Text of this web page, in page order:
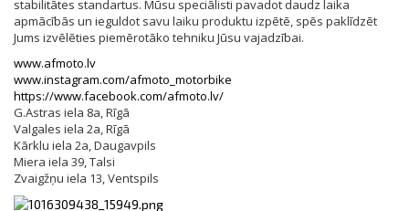
stabilitātes standartus. Mūsu speciālisti pavadot daudz laika
apmācībās un ieguldot savu laiku produktu izpētē, spēs paklīdzēt
Jums izvēlēties piemērotāko tehniku Jūsu vajadzībai.
www.afmoto.lv
www.instagram.com/afmoto_motorbike
https://www.facebook.com/afmoto.lv/
G.Astras iela 8a, Rīgā
Valgales iela 2a, Rīgā
Kārklu iela 2a, Daugavpils
Miera iela 39, Talsi
Zvaigžņu iela 13, Ventspils